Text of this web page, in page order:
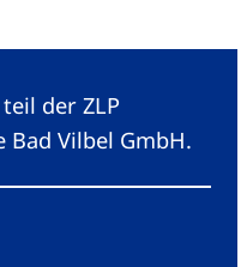
der ZLP
Vilbel GmbH.